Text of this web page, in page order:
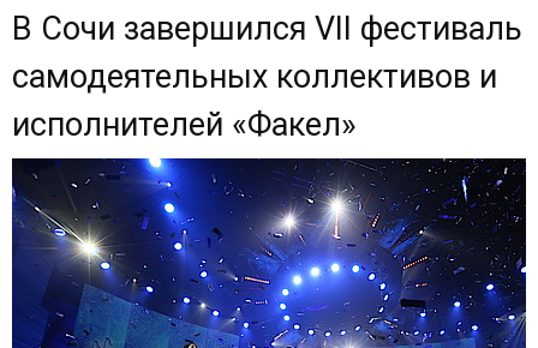
В Сочи завершился VII фестиваль
самодеятельных коллективов и
исполнителей «Факел»